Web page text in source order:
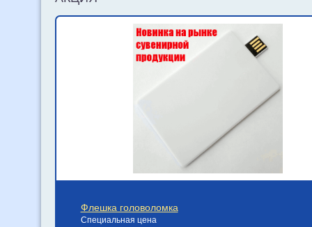
Флешка головоломка
Специальная цена